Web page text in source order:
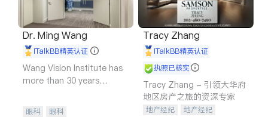
Dr. Ming Wang
iTalkBB精英认证
Wang Vision Institute has
more than 30 years
眼科 眼科
Tracy Zhang
iTalkBB精英认证
执照已核实
Tracy Zhang - 引领大华府
地区房产之旅的资深专家
地产经纪
地产经纪